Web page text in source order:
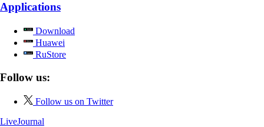
Applications
Download
Huawei
RuStore
Follow us:
Follow us on Twitter
LiveJournal